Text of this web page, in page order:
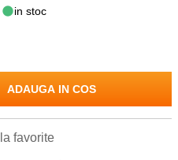
in stoc
ADAUGA IN COS
favorite